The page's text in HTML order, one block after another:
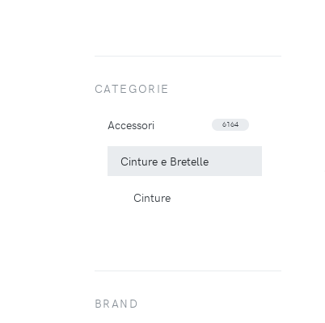
CATEGORIE
Accessori 6164
Cinture e Bretelle
Cinture
BRAND